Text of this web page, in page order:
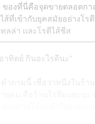
ของที่นี่คือจุดขายตลอดก
ส้ที่เข้ากับยุคสมัยอย่างโร
ลล่า และโรตีไส้ชีส
าทิตย์ กินอะไรดีนะ”​
คำถามนี้ เชื่อว่าหนึ่งในร้า